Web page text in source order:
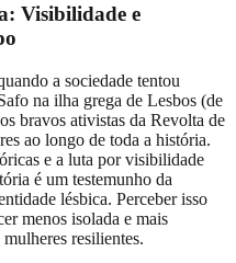
Visibilidade e
a sociedade tentou
na ilha grega de Lesbos (de
bravos ativistas da Revolta de
ao longo de toda a história.
e a luta por visibilidade
é um testemunho da
lésbica. Perceber isso
menos isolada e mais
resilientes.